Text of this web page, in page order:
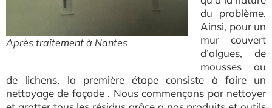
Après traitement à Nantes
du problème.
Ainsi, pour un
mur couvert
d’algues, de
mousses ou
de lichens, la première étape consiste à faire un
nettoyage de façade. Nous commençons par nettoyer